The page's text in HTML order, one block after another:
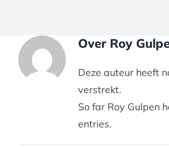
Over Roy
Deze auteur heeft
verstrekt.
So far Roy Gulpen
entries.